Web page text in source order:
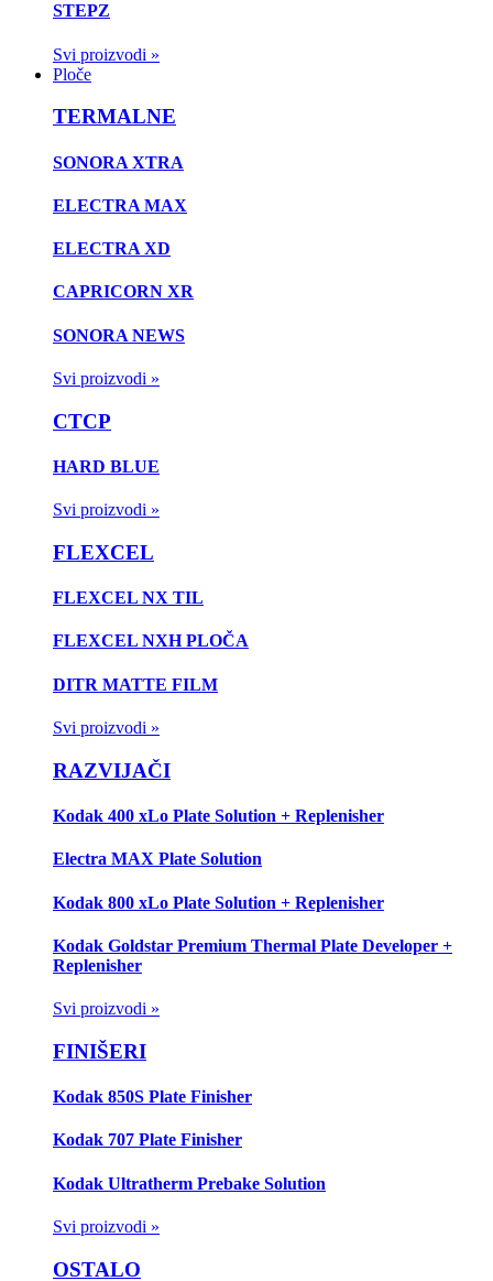
STEPZ
Svi proizvodi »
Ploče
TERMALNE
SONORA XTRA
ELECTRA MAX
ELECTRA XD
CAPRICORN XR
SONORA NEWS
Svi proizvodi »
CTCP
HARD BLUE
Svi proizvodi »
FLEXCEL
FLEXCEL NX TIL
FLEXCEL NXH PLOČA
DITR MATTE FILM
Svi proizvodi »
RAZVIJAČI
Kodak 400 xLo Plate Solution + Replenisher
Electra MAX Plate Solution
Kodak 800 xLo Plate Solution + Replenisher
Kodak Goldstar Premium Thermal Plate Developer +
Replenisher
Svi proizvodi »
FINIŠERI
Kodak 850S Plate Finisher
Kodak 707 Plate Finisher
Kodak Ultratherm Prebake Solution
Svi proizvodi »
OSTALO